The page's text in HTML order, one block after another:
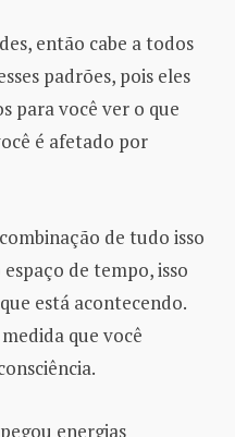
então cabe a todos
padrões, pois eles
para você ver o que
é afetado por
de tudo isso
de tempo, isso
está acontecendo.
que você
energias